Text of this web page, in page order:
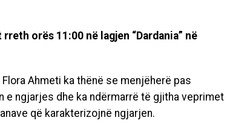
orës 11:00 në lagjen “Dardania” në
Ahmeti ka thënë se menjëherë pas
ngjarjes dhe ka ndërmarrë të gjitha veprimet
që karakterizojnë ngjarjen.